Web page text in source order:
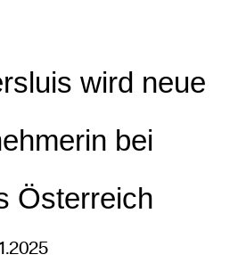
wird neue
bei
Österreich